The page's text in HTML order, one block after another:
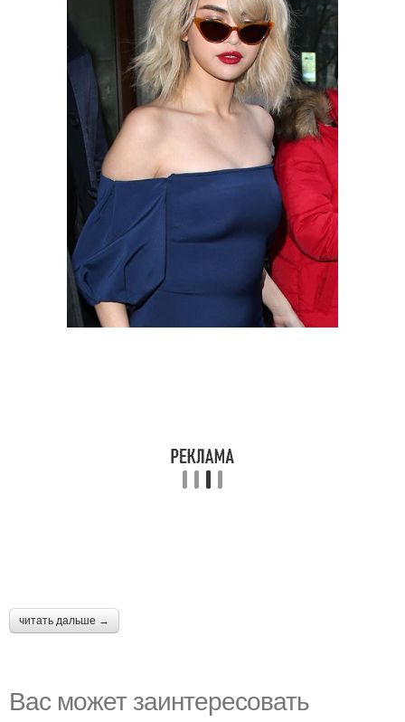
читать дальше →
Вас может заинтересовать